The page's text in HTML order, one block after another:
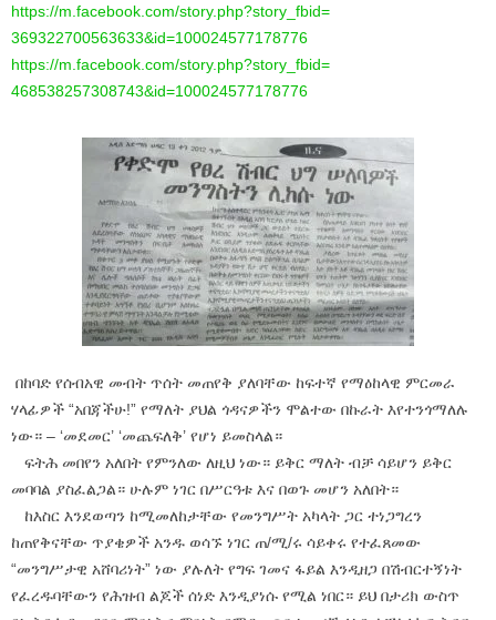
https://m.facebook.com/story. php?story_fbid=
369322700563633&id=100024577178776
https://m.facebook.com/story. php?story_fbid=
468538257308743&id=100024577178776
በከባድ የሰብአዊ መብት ጥሰት መጠየቅ ያለባቸው ከፍተኛ የማዕከላዊ ምርመራ
ሃላፊዎች “አበጃችሁ!” የማለት ያህል ጎዳናዎችን ሞልተው በኩራት እየተንጎማለሉ
ነው። – ‘መደመር’ ‘መጨፍለቅ’ የሆነ ይመስላል።
ፍትሕ መበየን አለበት የምንለው ለዚህ ነው። ይቅር ማለት ብቻ ሳይሆን ይቅር
መባባል ያስፈልጋል። ሁሉም ነገር በሥርዓቱ እና በወጉ መሆን አለበት።
ከእስር እንደወጣን ከሚመለከታቸው የመንግሥት አካላት ጋር ተነጋግረን
ከጠየቅናቸው ጥያቄዎች አንዱ ወሳኙ ነገር ጠ/ሚ/ሩ ሳይቀሩ የተፈጸመው
“መንግሥታዊ አሸባሪነት” ነው ያሉለት የግፍ ገመና ፋይል እንዲዘጋ በሽብርተኝነት
የፈረዱባቸውን የሕዝብ ልጆች ሰነድ እንዲያነሱ የሚል ነበር። ይህ በታሪክ ውስጥ